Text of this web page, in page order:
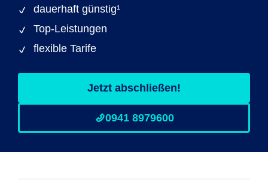
dauerhaft günstig¹
Top-Leistungen
flexible Tarife
Jetzt abschließen!
0941 8979600